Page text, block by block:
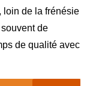
loin de la frénésie
de
de qualité avec